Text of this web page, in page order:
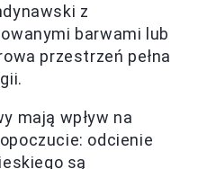
z
barwami lub
przestrzeń pełna
mają wpływ na
odcienie
są